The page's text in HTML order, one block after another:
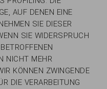
AUF DENEN EINE
SIE DIESER
SIE WIDERSPRUCH
NICHT MEHR
KÖNNEN ZWINGENDE
DIE VERARBEITUNG